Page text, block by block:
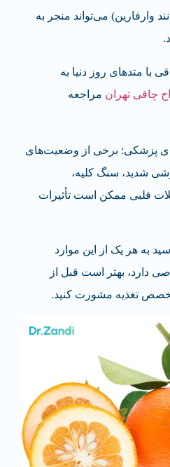
وارفارین) می‌تواند منجر به
با متدهای روز دنیا به
چاقی تهران مراجعه
پزشکی: برخی از وضعیت‌های
شدید، سنگ کلیه،
قلبی ممکن است تأثیرات
به هر یک از این موارد
دارد، بهتر است قبل از
تغذیه مشورت کنید.